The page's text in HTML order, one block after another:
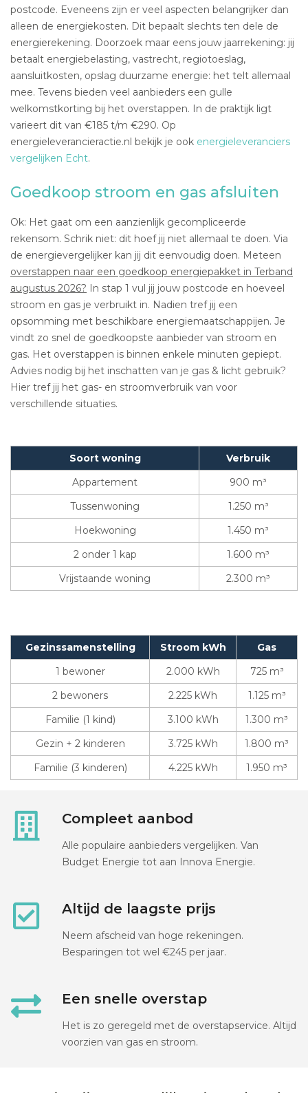
postcode. Eveneens zijn er veel aspecten belangrijker dan
alleen de energiekosten. Dit bepaalt slechts ten dele de
energierekening. Doorzoek maar eens jouw jaarrekening: jij
betaalt energiebelasting, vastrecht, regiotoeslag,
aansluitkosten, opslag duurzame energie: het telt allemaal
mee. Tevens bieden veel aanbieders een gulle
welkomstkorting bij het overstappen. In de praktijk ligt
varieert dit van €185 t/m €290. Op
energieleverancieractie.nl bekijk je ook energieleveranciers
vergelijken Echt.
Goedkoop stroom en gas afsluiten
Ok: Het gaat om een aanzienlijk gecompliceerde
rekensom. Schrik niet: dit hoef jij niet allemaal te doen. Via
de energievergelijker kan jij dit eenvoudig doen. Meteen
overstappen naar een goedkoop energiepakket in Terband
augustus 2026? In stap 1 vul jij jouw postcode en hoeveel
stroom en gas je verbruikt in. Nadien tref jij een
opsomming met beschikbare energiemaatschappijen. Je
vindt zo snel de goedkoopste aanbieder van stroom en
gas. Het overstappen is binnen enkele minuten gepiept.
Advies nodig bij het inschatten van je gas & licht gebruik?
Hier tref jij het gas- en stroomverbruik van voor
verschillende situaties.
Soort woning
Verbruik
Appartement
900 m³
Tussenwoning
1.250 m³
Hoekwoning
1.450 m³
2 onder 1 kap
1.600 m³
Vrijstaande woning
2.300 m³
Gezinssamenstelling Stroom kWh
Gas
1 bewoner
2.000 kWh
725 m³
2 bewoners
2.225 kWh
1.125 m³
Familie (1 kind)
3.100 kWh
1.300 m³
Gezin + 2 kinderen
3.725 kWh
1.800 m³
Familie (3 kinderen)
4.225 kWh 1.950 m³
Compleet aanbod
Alle populaire aanbieders vergelijken. Van
Budget Energie tot aan Innova Energie.
Altijd de laagste prijs
Neem afscheid van hoge rekeningen.
Besparingen tot wel €245 per jaar.
Een snelle overstap
Het is zo geregeld met de overstapservice. Altijd
voorzien van gas en stroom.